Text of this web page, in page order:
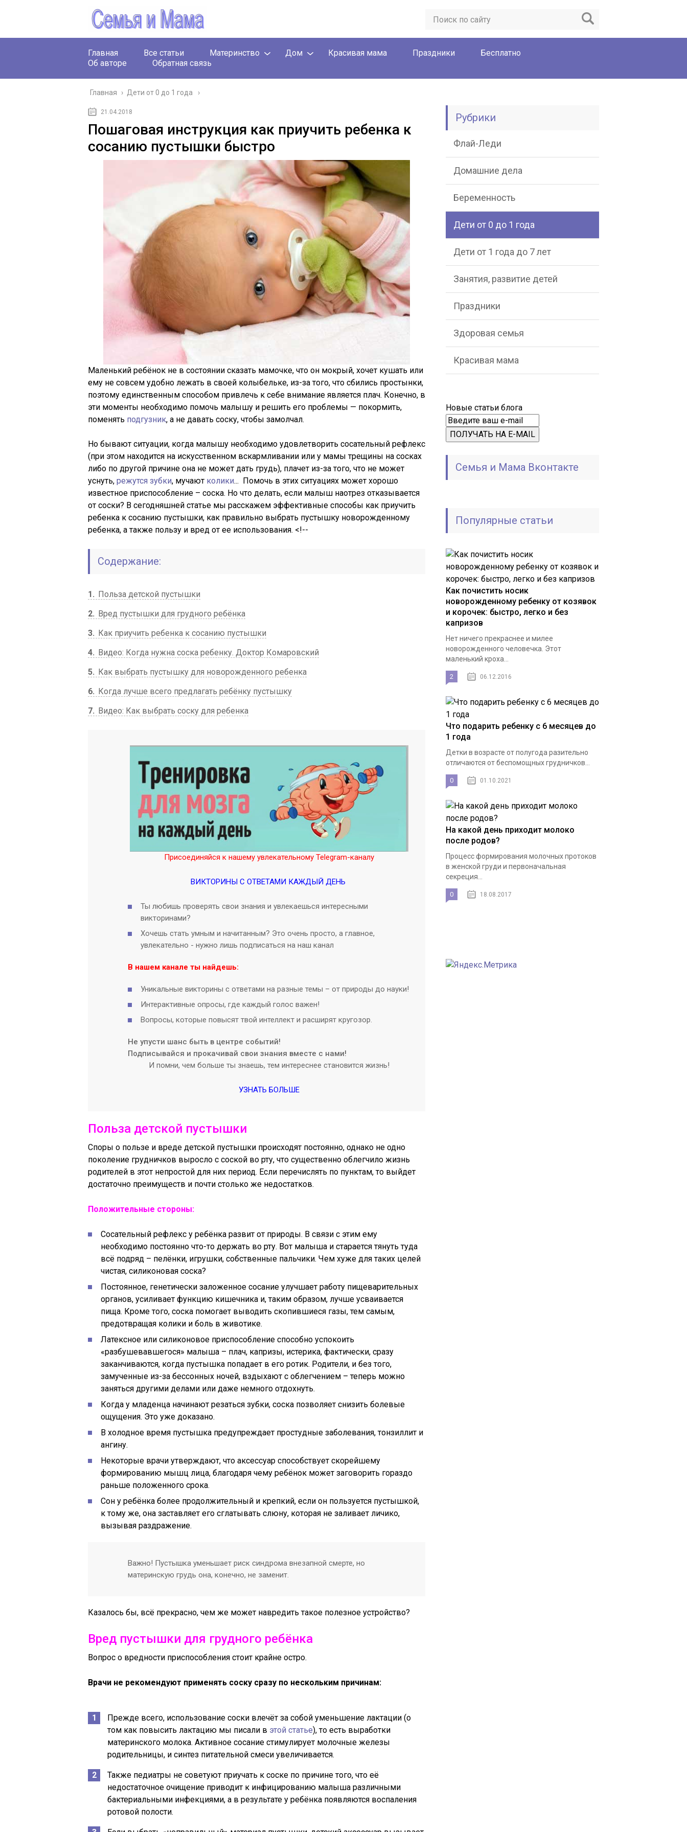
Главная Все статьи Материнство Дом Красивая мама Праздники
Бесплатно
Об авторе
Обратная связь
Главная › Дети от 0 до 1 года
21.04.2018
Пошаговая инструкция как приучить ребенка к
сосанию пустышки быстро
Маленький ребёнок не в состоянии сказать мамочке, что он мокрый, хочет кушать или
ему не совсем удобно лежать в своей колыбельке, из-за того, что сбились простынки,
поэтому единственным способом привлечь к себе внимание является плач. Конечно, в
эти моменты необходимо помочь малышу и решить его проблемы — покормить,
поменять подгузник, а не давать соску, чтобы замолчал.
Но бывают ситуации, когда малышу необходимо удовлетворить сосательный рефлекс
(при этом находится на искусственном вскармливании или у мамы трещины на сосках
либо по другой причине она не может дать грудь), плачет из-за того, что не может
уснуть, режутся зубки, мучают колики... Помочь в этих ситуациях может хорошо
известное приспособление – соска. Но что делать, если малыш наотрез отказывается
от соски? В сегодняшней статье мы расскажем эффективные способы как приучить
ребенка к сосанию пустышки, как правильно выбрать пустышку новорожденному
ребенка, а также пользу и вред от ее использования. <!--
Содержание:
1
Польза детской пустышки
2
Вред пустышки для грудного ребёнка
3
Как приучить ребенка к сосанию пустышки
4
Видео: Когда нужна соска ребенку. Доктор Комаровский
5
Как выбрать пустышку для новорожденного ребенка
6
Когда лучше всего предлагать ребёнку пустышку
7
Видео: Как выбрать соску для ребенка
Присоединяйся к нашему увлекательному Telegram-каналу
ВИКТОРИНЫ С ОТВЕТАМИ КАЖДЫЙ ДЕНЬ
Ты любишь проверять свои знания и увлекаешься интересными
викторинами?
Хочешь стать умным и начитанным? Это очень просто, а главное,
увлекательно - нужно лишь подписаться на наш канал
В нашем канале ты найдешь:
Уникальные викторины с ответами на разные темы – от природы до науки!
Интерактивные опросы, где каждый голос важен!
Вопросы, которые повысят твой интеллект и расширят кругозор.
Не упусти шанс быть в центре событий!
Подписывайся и прокачивай свои знания вместе с нами!
И помни, чем больше ты знаешь, тем интереснее становится жизнь!
УЗНАТЬ БОЛЬШЕ
Польза детской пустышки
Споры о пользе и вреде детской пустышки происходят постоянно, однако не одно
поколение грудничков выросло с соской во рту, что существенно облегчило жизнь
родителей в этот непростой для них период. Если перечислять по пунктам, то выйдет
достаточно преимуществ и почти столько же недостатков.
Положительные стороны:
Сосательный рефлекс у ребёнка развит от природы. В связи с этим ему
необходимо постоянно что-то держать во рту. Вот малыша и старается тянуть туда
всё подряд – пелёнки, игрушки, собственные пальчики. Чем хуже для таких целей
чистая, силиконовая соска?
Постоянное, генетически заложенное сосание улучшает работу пищеварительных
органов, усиливает функцию кишечника и, таким образом, лучше усваивается
пища. Кроме того, соска помогает выводить скопившиеся газы, тем самым,
предотвращая колики и боль в животике.
Латексное или силиконовое приспособление способно успокоить
«разбушевавшегося» малыша – плач, капризы, истерика, фактически, сразу
заканчиваются, когда пустышка попадает в его ротик. Родители, и без того,
замученные из-за бессонных ночей, вздыхают с облегчением – теперь можно
заняться другими делами или даже немного отдохнуть.
Когда у младенца начинают резаться зубки, соска позволяет снизить болевые
ощущения. Это уже доказано.
В холодное время пустышка предупреждает простудные заболевания, тонзиллит и
ангину.
Некоторые врачи утверждают, что аксессуар способствует скорейшему
формированию мышц лица, благодаря чему ребёнок может заговорить гораздо
раньше положенного срока.
Сон у ребёнка более продолжительный и крепкий, если он пользуется пустышкой,
к тому же, она заставляет его сглатывать слюну, которая не заливает личико,
вызывая раздражение.
Важно! Пустышка уменьшает риск синдрома внезапной смерте, но
материнскую грудь она, конечно, не заменит.
Казалось бы, всё прекрасно, чем же может навредить такое полезное устройство?
Вред пустышки для грудного ребёнка
Вопрос о вредности приспособления стоит крайне остро.
Врачи не рекомендуют применять соску сразу по нескольким причинам:
Прежде всего, использование соски влечёт за собой уменьшение лактации (о
том как повысить лактацию мы писали в этой статье), то есть выработки
материнского молока. Активное сосание стимулирует молочные железы
родительницы, и синтез питательной смеси увеличивается.
Также педиатры не советуют приучать к соске по причине того, что её
недостаточное очищение приводит к инфицированию малыша различными
бактериальными инфекциями, а в результате у ребёнка появляются воспаления
ротовой полости.
Рубрики
Флай-Леди
Домашние дела
Беременность
Дети от 0 до 1 года
Дети от 1 года до 7 лет
Занятия, развитие детей
Праздники
Здоровая семья
Красивая мама
Новые статьи блога
ПОЛУЧАТЬ НА E-MAIL
Семья и Мама Вконтакте
Популярные статьи
Как почистить носик
новорожденному ребенку от козявок
и корочек: быстро, легко и без
капризов
Нет ничего прекраснее и милее
новорожденного человечка. Этот
маленький кроха...
2 06.12.2016
Что подарить ребенку с 6 месяцев до
1 года
Детки в возрасте от полугода разительно
отличаются от беспомощных грудничков...
0 01.10.2021
На какой день приходит молоко
после родов?
Процесс формирования молочных протоков
в женской груди и первоначальная
секреция...
0 18.08.2017